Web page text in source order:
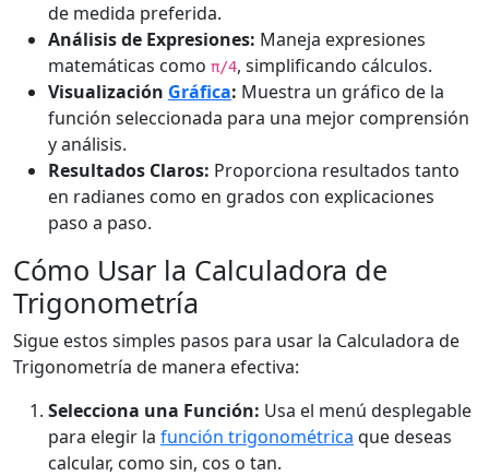
de medida preferida.
Análisis de Expresiones: Maneja expresiones
matemáticas como π/4, simplificando cálculos.
Visualización Gráfica: Muestra un gráfico de la
función seleccionada para una mejor comprensión
y análisis.
Resultados Claros: Proporciona resultados tanto
en radianes como en grados con explicaciones
paso a paso.
Cómo Usar la Calculadora de
Trigonometría
Sigue estos simples pasos para usar la Calculadora de
Trigonometría de manera efectiva:
Selecciona una Función: Usa el menú desplegable
para elegir la función trigonométrica que deseas
calcular, como sin, cos o tan.